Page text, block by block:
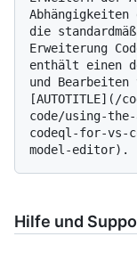
die
Erweiterung
enthält einen
und Bearbeiten
code/using-
codeql-for-vs-
Hilfe und